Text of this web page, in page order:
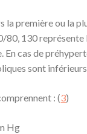
première ou la
80, 130
En cas de
sont
: (3)
Hg